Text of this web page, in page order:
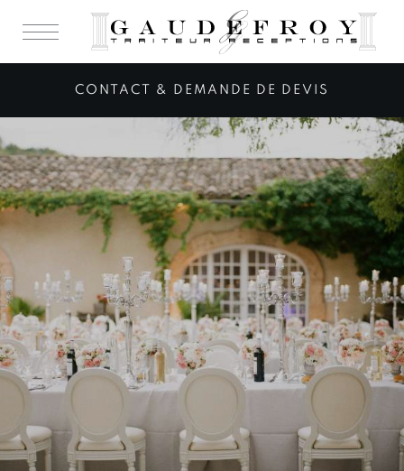
Congrès & Séminaire
Réception d'entreprise
Plateau repas
Evènementiel
Apéritifs & Cocktails
Mariage sur mesure
CONTACT & DEMANDE DE DEVIS